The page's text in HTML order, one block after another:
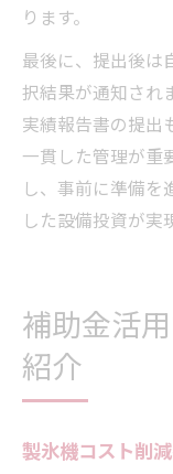
ります。
最後に、提出後は
択結果が通知され
実績報告書の提出
一貫した管理が重
し、事前に準備を
した設備投資が実
補助金活
紹介
製氷機コスト削